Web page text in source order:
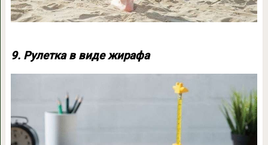
9. Рулетка в виде жирафа